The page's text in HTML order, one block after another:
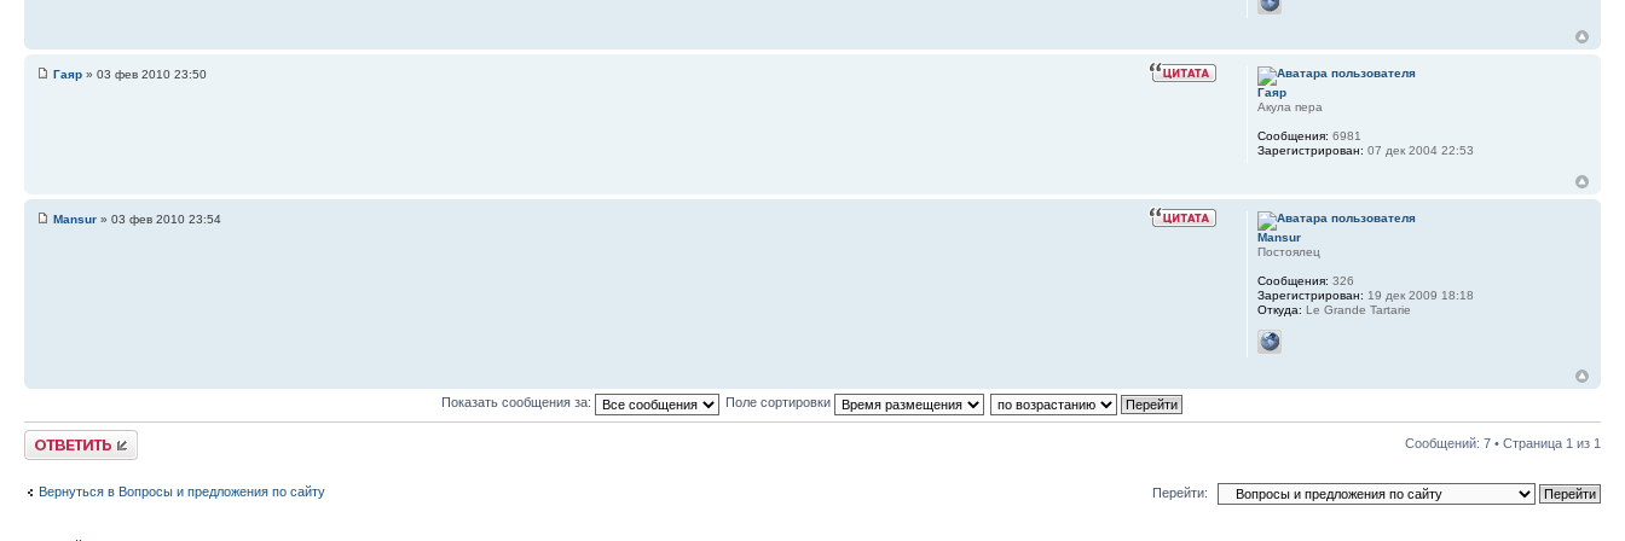
Гаяр » 03 фев 2010 23:50
Гаяр
Акула пера
Сообщения: 6981
Зарегистрирован: 07 дек 2004 22:53
Mansur » 03 фев 2010 23:54
Mansur
Постоялец
Сообщения: 326
Зарегистрирован: 19 дек 2009 18:18
Откуда: Le Grande Tartarie
Показать сообщения за: Поле сортировки
Ответить Сообщений: 7 • Страница 1 из 1
Вернуться в Вопросы и предложения по сайту Перейти: